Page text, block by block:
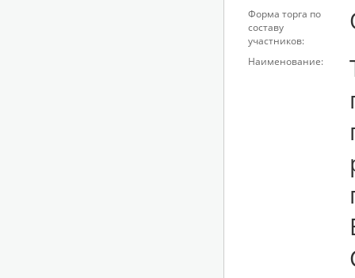
Форма торга по
составу
участников:
Наименование: